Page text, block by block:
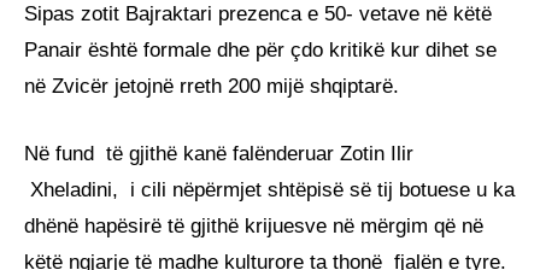
Sipas zotit Bajraktari prezenca e 50- vetave në këtë
Panair është formale dhe për çdo kritikë kur dihet se
në Zvicër jetojnë rreth 200 mijë shqiptarë.
Në fund të gjithë kanë falënderuar Zotin Ilir
Xheladini, i cili nëpërmjet shtëpisë së tij botuese u ka
dhënë hapësirë të gjithë krijuesve në mërgim që në
këtë ngjarje të madhe kulturore ta thonë fjalën e tyre.